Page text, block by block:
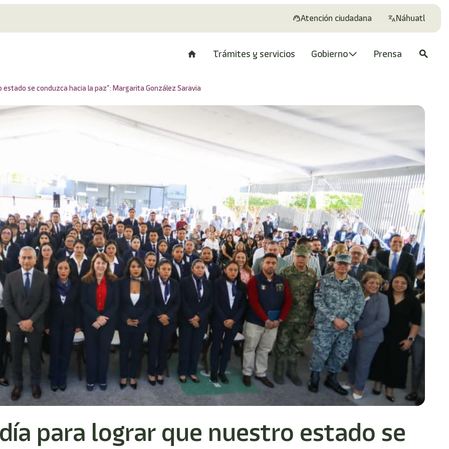
Atención ciudadana Náhuatl
Trámites y servicios Gobierno Prensa search
se conduzca hacia la paz”: Margarita González Saravia
para lograr que nuestro estado se